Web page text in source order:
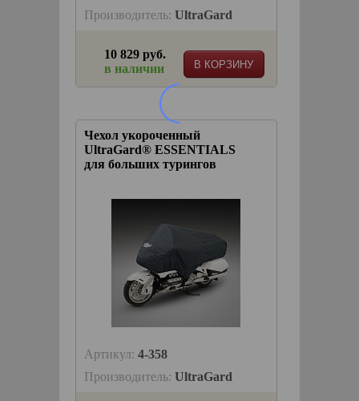
Производитель: UltraGard
В КОРЗИНУ
10 829 руб.
в наличии
Чехол укороченный
UltraGard® ESSENTIALS
для больших турингов
Артикул: 4-358
Производитель: UltraGard